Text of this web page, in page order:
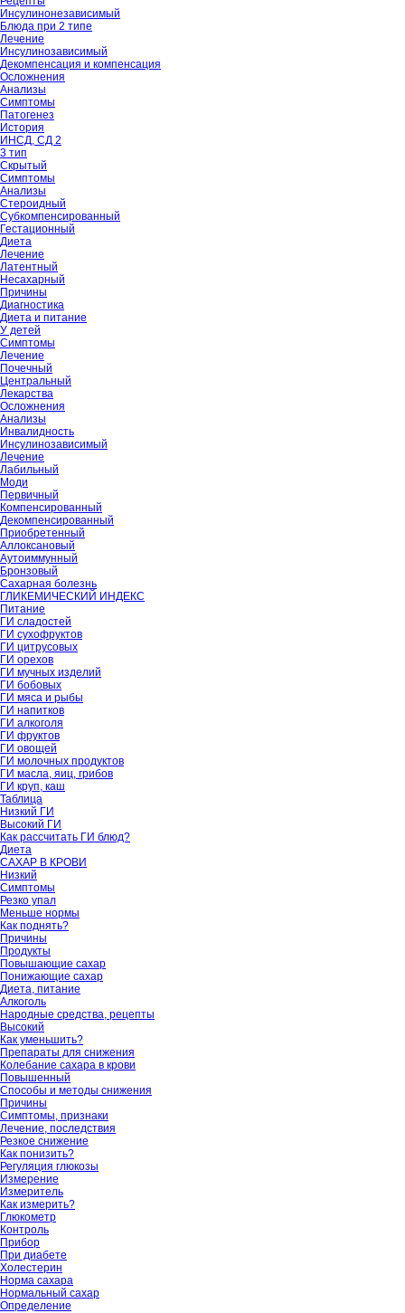
Инсулинонезависимый
Блюда при 2 типе
Лечение
Инсулинозависимый
Декомпенсация и компенсация
Осложнения
Анализы
Симптомы
Патогенез
История
ИНСД, СД 2
3 тип
Скрытый
Симптомы
Анализы
Стероидный
Субкомпенсированный
Гестационный
Диета
Лечение
Латентный
Несахарный
Причины
Диагностика
Диета и питание
У детей
Симптомы
Лечение
Почечный
Центральный
Лекарства
Осложнения
Анализы
Инвалидность
Инсулинозависимый
Лечение
Лабильный
Моди
Первичный
Компенсированный
Декомпенсированный
Приобретенный
Аллоксановый
Аутоиммунный
Бронзовый
Сахарная болезнь
ГЛИКЕМИЧЕСКИЙ ИНДЕКС
Питание
ГИ сладостей
ГИ сухофруктов
ГИ цитрусовых
ГИ орехов
ГИ мучных изделий
ГИ бобовых
ГИ мяса и рыбы
ГИ напитков
ГИ алкоголя
ГИ фруктов
ГИ овощей
ГИ молочных продуктов
ГИ масла, яиц, грибов
ГИ круп, каш
Таблица
Низкий ГИ
Высокий ГИ
Как рассчитать ГИ блюд?
Диета
САХАР В КРОВИ
Низкий
Симптомы
Резко упал
Меньше нормы
Как поднять?
Причины
Продукты
Повышающие сахар
Понижающие сахар
Диета, питание
Алкоголь
Народные средства, рецепты
Высокий
Как уменьшить?
Препараты для снижения
Колебание сахара в крови
Повышенный
Способы и методы снижения
Причины
Симптомы, признаки
Лечение, последствия
Резкое снижение
Как понизить?
Регуляция глюкозы
Измерение
Измеритель
Как измерить?
Глюкометр
Контроль
Прибор
При диабете
Холестерин
Норма сахара
Нормальный сахар
Определение